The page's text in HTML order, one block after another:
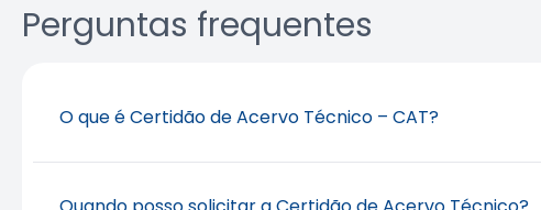
Perguntas frequentes
O que é Certidão de Acervo Técnico – CAT?
É o documento que certifica, para efeito legal, as